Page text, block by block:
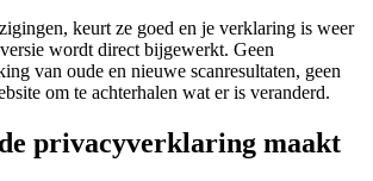
keurt ze goed en je verklaring is weer
wordt direct bijgewerkt. Geen
van oude en nieuwe scanresultaten, geen
om te achterhalen wat er is veranderd.
privacyverklaring maakt